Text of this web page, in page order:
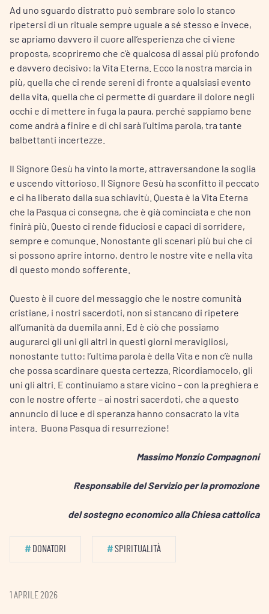
Ad uno sguardo distratto può sembrare solo lo stanco
ripetersi di un rituale sempre uguale a sé stesso e invece,
se apriamo davvero il cuore all’esperienza che ci viene
proposta, scopriremo che c’è qualcosa di assai più profondo
e davvero decisivo: la Vita Eterna. Ecco la nostra marcia in
più, quella che ci rende sereni di fronte a qualsiasi evento
della vita, quella che ci permette di guardare il dolore negli
occhi e di mettere in fuga la paura, perché sappiamo bene
come andrà a finire e di chi sarà l’ultima parola, tra tante
balbettanti incertezze.
Il Signore Gesù ha vinto la morte, attraversandone la soglia
e uscendo vittorioso. Il Signore Gesù ha sconfitto il peccato
e ci ha liberato dalla sua schiavitù. Questa è la Vita Eterna
che la Pasqua ci consegna, che è già cominciata e che non
finirà più. Questo ci rende fiduciosi e capaci di sorridere,
sempre e comunque. Nonostante gli scenari più bui che ci
si possono aprire intorno, dentro le nostre vite e nella vita
di questo mondo sofferente.
Questo è il cuore del messaggio che le nostre comunità
cristiane, i nostri sacerdoti, non si stancano di ripetere
all’umanità da duemila anni. Ed è ciò che possiamo
augurarci gli uni gli altri in questi giorni meravigliosi,
nonostante tutto: l’ultima parola è della Vita e non c’è nulla
che possa scardinare questa certezza. Ricordiamocelo, gli
uni gli altri. E continuiamo a stare vicino – con la preghiera e
con le nostre offerte – ai nostri sacerdoti, che a questo
annuncio di luce e di speranza hanno consacrato la vita
intera. Buona Pasqua di resurrezione!
Massimo Monzio Compagnoni
Responsabile del Servizio per la promozione
del sostegno economico alla Chiesa cattolica
# DONATORI #SPIRITUALITÀ
1 APRILE 2026